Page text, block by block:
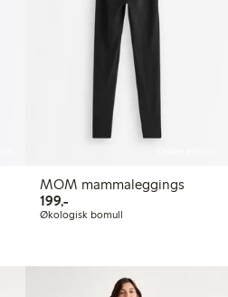
MOM mammaleggings
199,-199,00 kr
Økologisk bomull